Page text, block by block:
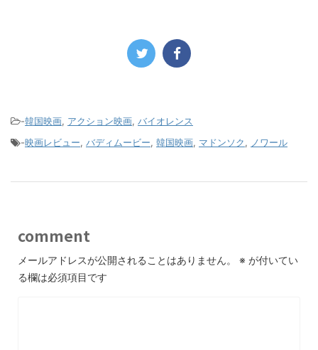
-韓国映画, アクション映画, バイオレンス
-映画レビュー, バディムービー, 韓国映画, マドンソク, ノワール
comment
メールアドレスが公開されることはありません。 ※ が付いてい
る欄は必須項目です